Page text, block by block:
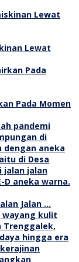
Lewat
Pada Momen
Jalan …